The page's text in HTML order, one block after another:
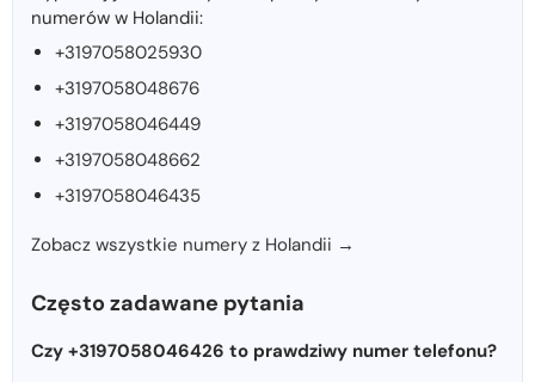
numerów w Holandii:
+3197058025930
+3197058048676
+3197058046449
+3197058048662
+3197058046435
Zobacz wszystkie numery z Holandii →
Często zadawane pytania
Czy +3197058046426 to prawdziwy numer telefonu?